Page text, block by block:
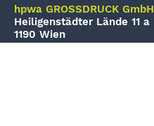
hpwa GROSSDRUCK GmbH
Heiligenstädter Lände 11 a
1190 Wien
Tel.:+43 - 1 - 36 90 253